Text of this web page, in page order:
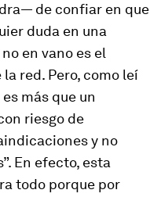
de confiar en que
duda en una
en vano es el
red. Pero, como leí
más que un
riesgo de
y no
. En efecto, esta
todo porque por